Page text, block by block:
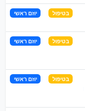
בטיפול יוזם ראשי
בטיפול יוזם ראשי
בטיפול יוזם ראשי